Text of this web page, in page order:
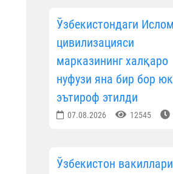
Ўзбекистондаги Ислом
цивилизацияси
марказининг халқаро
нуфузи яна бир бор
эътироф этилди
07.08.2026 12545
Ўзбекистон вакиллари